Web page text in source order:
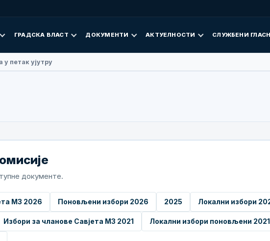
ГРАДСКА ВЛАСТ ДОКУМЕНТИ АКТУЕЛНОСТИ СЛУЖБЕНИ
Фан посјетила Добој
документе.
МЗ 2026 Поновљени избори 2026 2025 Локални избори
Избори за чланове Савјета МЗ 2021 Локални избори поновљени 2021